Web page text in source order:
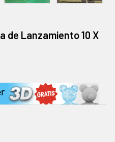
de Lanzamiento 10 X